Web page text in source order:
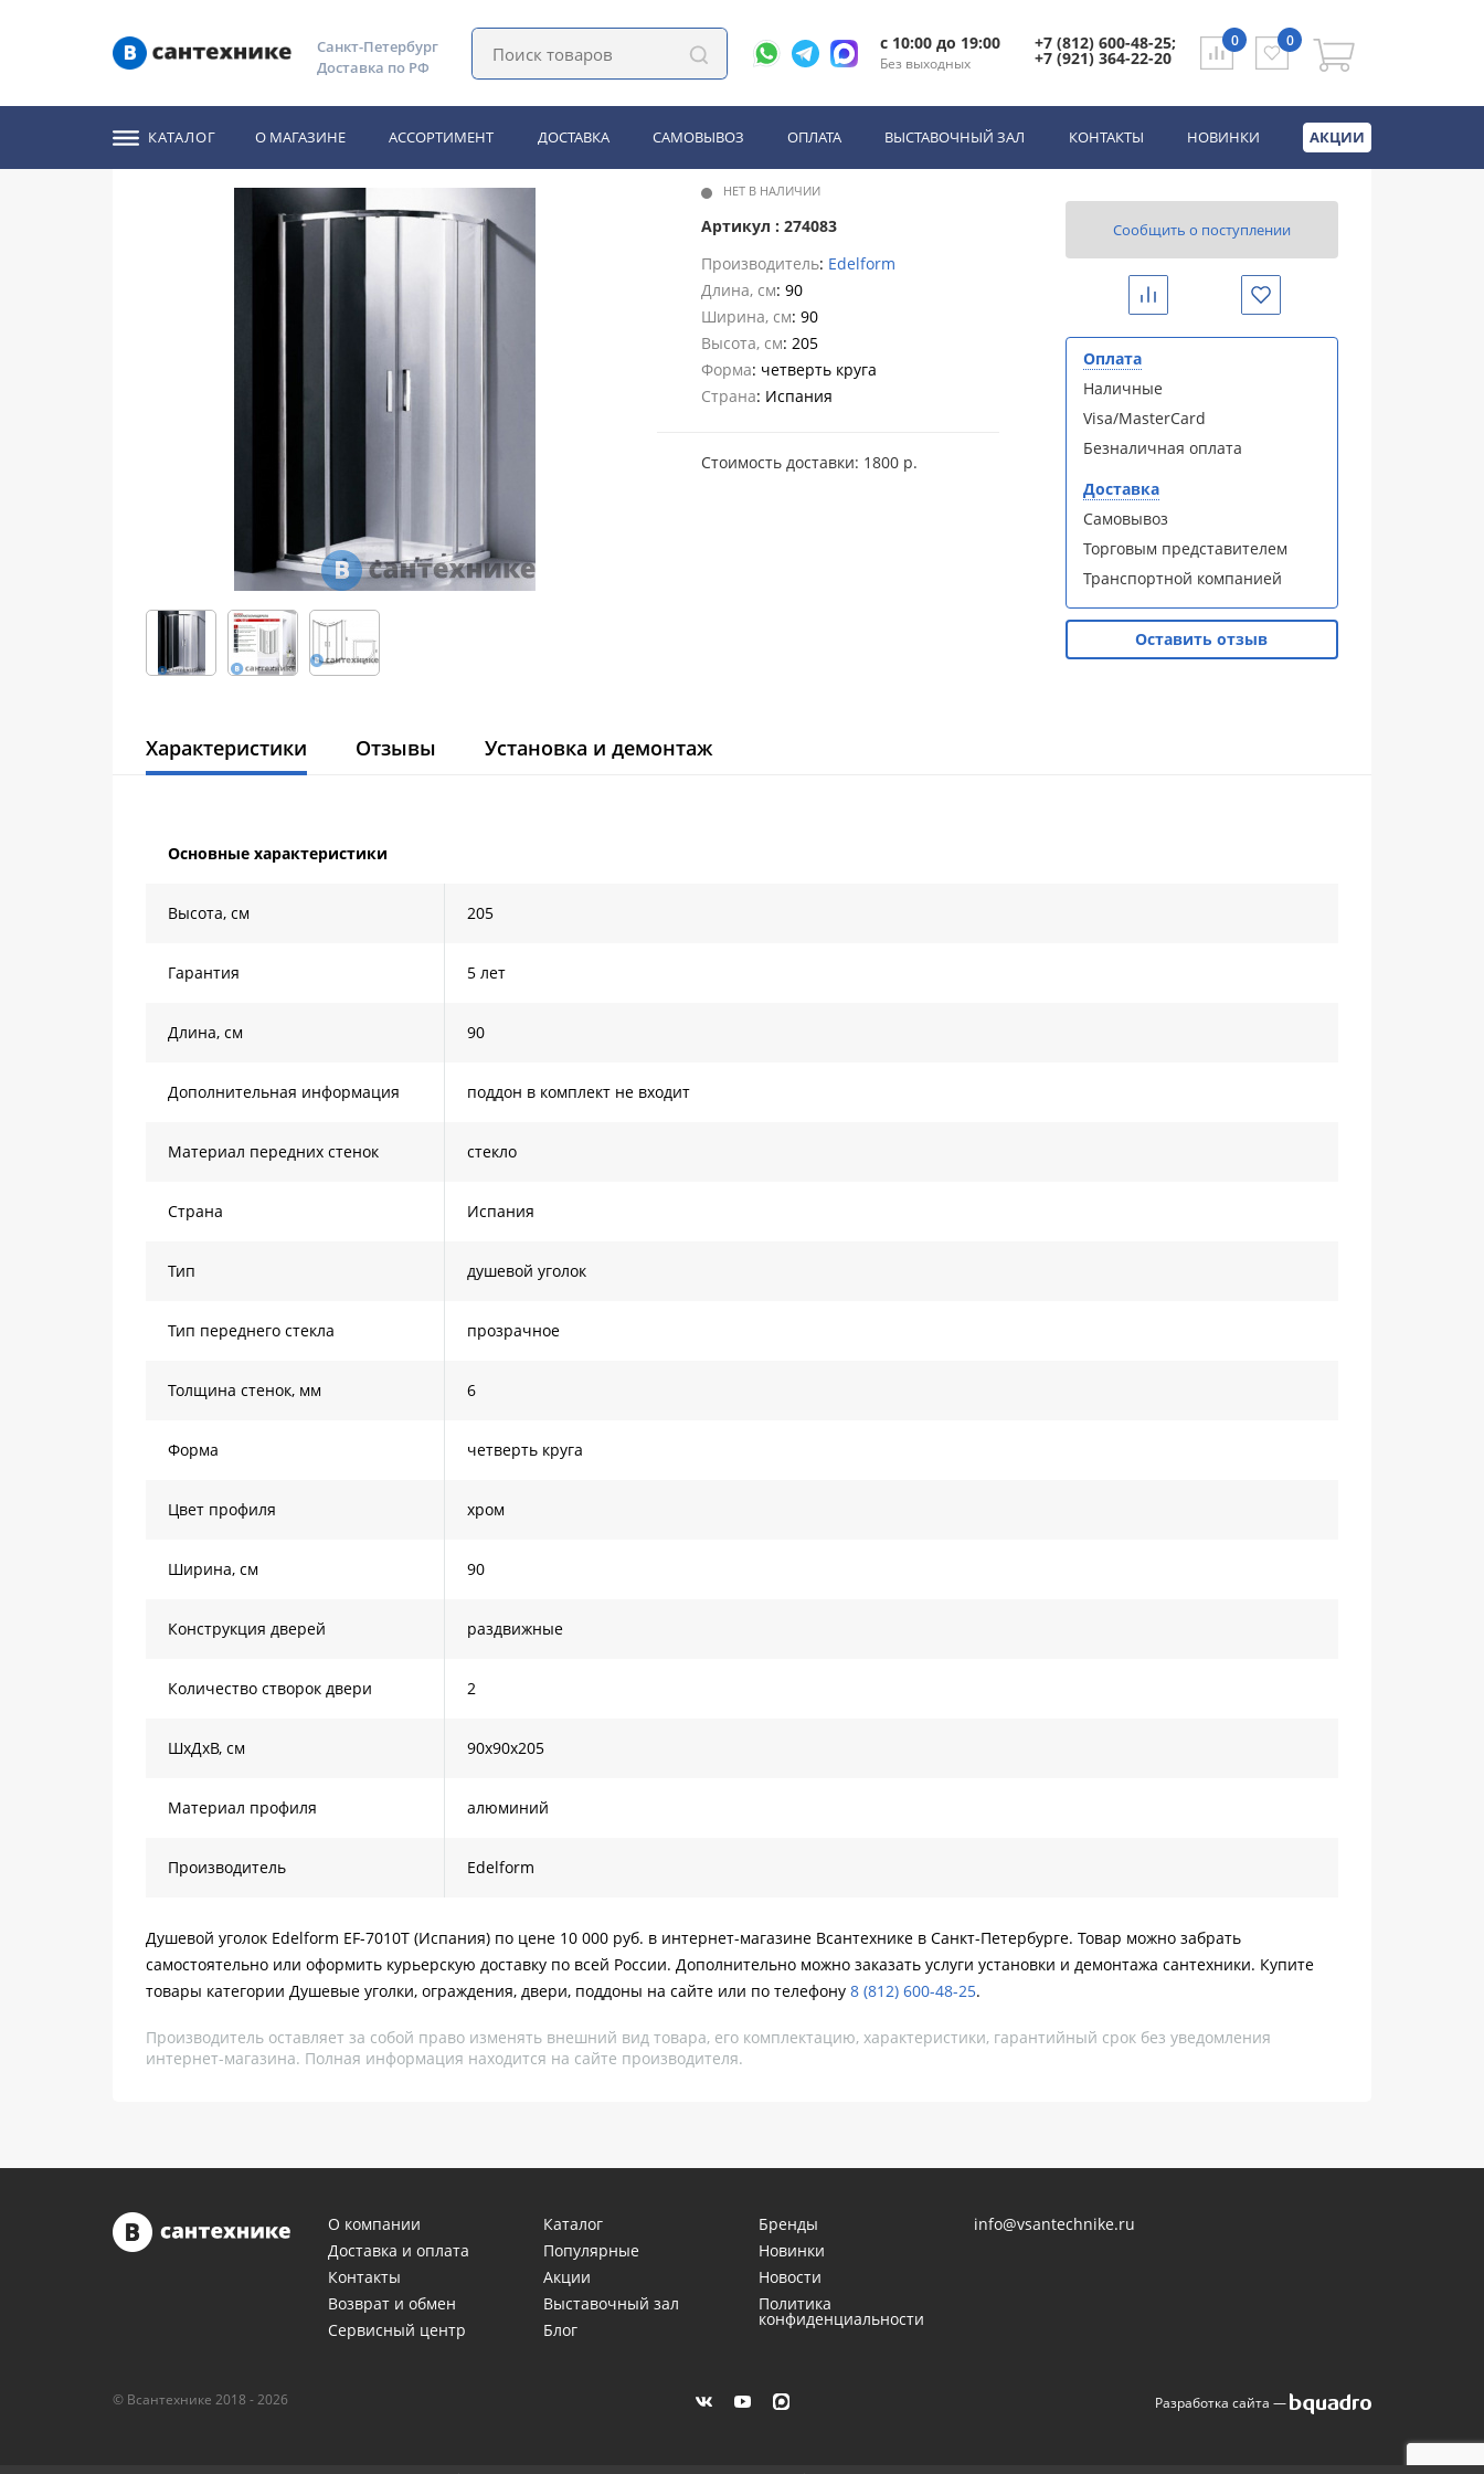
Санкт-Петербург
Доставка по РФ
c 10:00 до 19:00
Без выходных
+7 (812) 600-48-25;
+7 (921) 364-22-20
0 0
КАТАЛОГ О МАГАЗИНЕ АССОРТИМЕНТ ДОСТАВКА САМОВЫВОЗ ОПЛАТА ВЫСТАВОЧНЫЙ ЗАЛ КОНТАКТЫ НОВИНКИ АКЦИИ
Душевые уголки, ограждения, двери, поддоны Душевой уголок Edelform EF-7010T
Душевой уголок Edelform EF-7010T
НЕТ В НАЛИЧИИ
Артикул : 274083
Производитель: Edelform
Длина, см: 90
Ширина, см: 90
Высота, см: 205
Форма: четверть круга
Страна: Испания
Стоимость доставки: 1800 р.
Сообщить о поступлении
Сравнить Избранное
Оплата
Наличные
Visa/MasterCard
Безналичная оплата
Доставка
Самовывоз
Торговым представителем
Транспортной компанией
Оставить отзыв
Характеристики Отзывы Установка и демонтаж
Основные характеристики
Высота, см 205
Гарантия 5 лет
Длина, см 90
Дополнительная информация поддон в комплект не входит
Материал передних стенок стекло
Страна Испания
Тип душевой уголок
Тип переднего стекла прозрачное
Толщина стенок, мм 6
Форма четверть круга
Цвет профиля хром
Ширина, см 90
Конструкция дверей раздвижные
Количество створок двери 2
ШхДхВ, см 90х90х205
Материал профиля алюминий
Производитель Edelform
Душевой уголок Edelform EF-7010T (Испания) по цене 10 000 руб. в интернет-магазине Всантехнике в Санкт-Петербурге. Товар можно забрать
самостоятельно или оформить курьерскую доставку по всей России. Дополнительно можно заказать услуги установки и демонтажа сантехники. Купите
товары категории Душевые уголки, ограждения, двери, поддоны на сайте или по телефону 8 (812) 600-48-25.
Производитель оставляет за собой право изменять внешний вид товара, его комплектацию, характеристики, гарантийный срок без уведомления
интернет-магазина. Полная информация находится на сайте производителя.
О компании
Доставка и оплата
Контакты
Возврат и обмен
Сервисный центр
Каталог
Популярные
Акции
Выставочный зал
Блог
Бренды
Новинки
Новости
Политика
конфиденциальности
info@vsantechnike.ru
© Всантехнике 2018 - 2026 Разработка сайта —